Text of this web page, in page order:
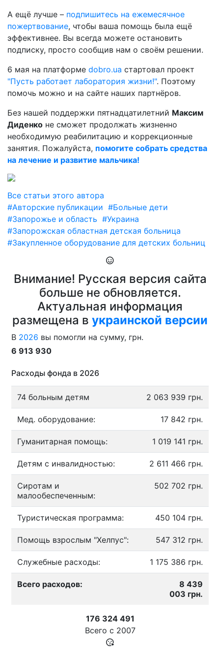
А ещё лучше – подпишитесь на ежемесячное
пожертвование, чтобы ваша помощь была ещё
эффективнее. Вы всегда можете остановить
подписку, просто сообщив нам о своём решении.
6 мая на платформе dobro.ua стартовал проект
"Пусть работает лаборатория жизни!". Поэтому
помочь можно и на сайте наших партнёров.
Без нашей поддержки пятнадцатилетний Максим
Диденко не сможет продолжать жизненно
необходимую реабилитацию и коррекционные
занятия. Пожалуйста, помогите собрать средства
на лечение и развитие мальчика!
Все статьи этого автора
#Авторские публикации #Больные дети
#Запорожье и область #Украина
#Запорожская областная детская больница
#Закупленное оборудование для детских больниц
Внимание! Русская версия сайта
больше не обновляется.
Актуальная информация
размещена в украинской версии
В 2026 вы помогли на сумму, грн.
6 913 930
Расходы фонда в 2026
74 больным детям 2 063 939 грн.
Мед. оборудование: 17 842 грн.
Гуманитарная помощь: 1 019 141 грн.
Детям с инвалидностью: 2 611 466 грн.
Сиротам и
малообеспеченным:
502 702 грн.
Туристическая программа: 450 104 грн.
Помощь взрослым "Хелпус": 547 312 грн.
Служебные расходы: 1 175 386 грн.
Всего расходов:
8 439
003 грн.
176 324 491
Всего с 2007